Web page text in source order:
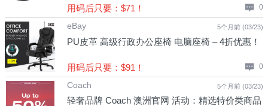
用码后只要：$71！
0
5个月前 (03/23)
eBay
PU皮革 高级行政办公座椅 电脑座椅 – 4折优惠！
用码后只要：$91！ 0
5个月前 (03/23)
Coach
轻奢品牌 Coach 澳洲官网 活动：精选特价类商品